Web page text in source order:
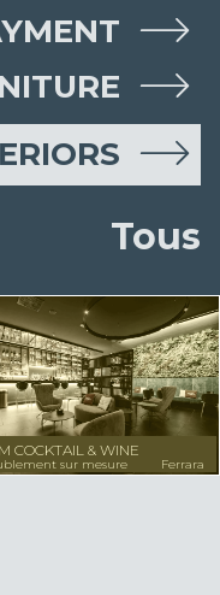
Tous
COCKTAIL & WINE
sur mesure Ferrara